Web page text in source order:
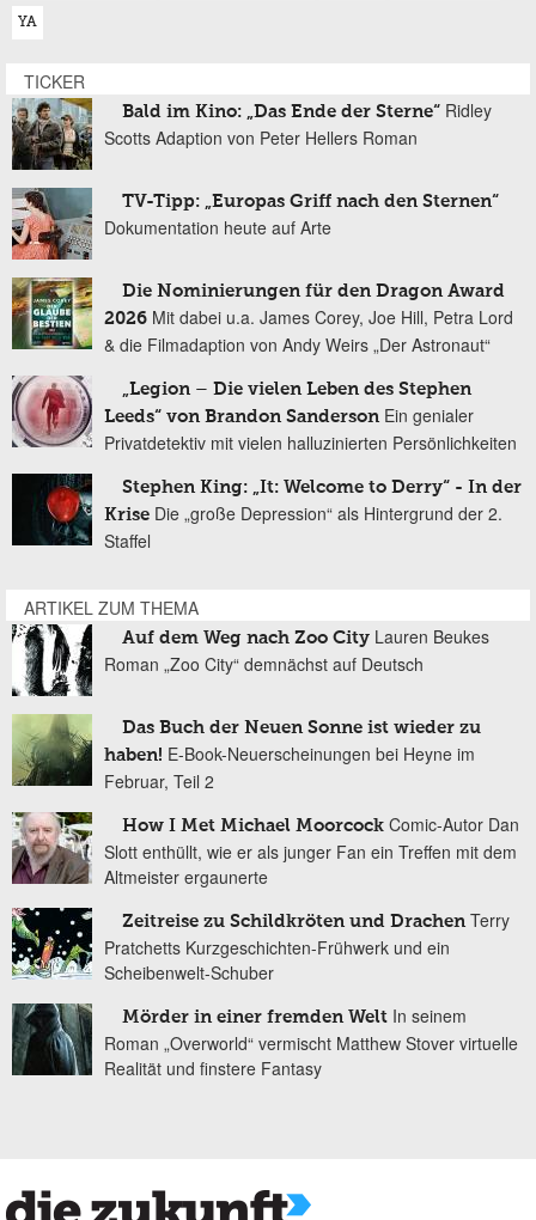
YA
TICKER
Bald im Kino: „Das Ende der Sterne“ Ridley
Scotts Adaption von Peter Hellers Roman
TV-Tipp: „Europas Griff nach den Sternen“
Dokumentation heute auf Arte
Die Nominierungen für den Dragon Award
2026 Mit dabei u.a. James Corey, Joe Hill, Petra Lord
& die Filmadaption von Andy Weirs „Der Astronaut“
„Legion – Die vielen Leben des Stephen
Leeds“ von Brandon Sanderson Ein genialer
Privatdetektiv mit vielen halluzinierten Persönlichkeiten
Stephen King: „It: Welcome to Derry“ - In der
Krise Die „große Depression“ als Hintergrund der 2.
Staffel
ARTIKEL ZUM THEMA
Auf dem Weg nach Zoo City Lauren Beukes
Roman „Zoo City“ demnächst auf Deutsch
Das Buch der Neuen Sonne ist wieder zu
haben! E-Book-Neuerscheinungen bei Heyne im
Februar, Teil 2
How I Met Michael Moorcock Comic-Autor Dan
Slott enthüllt, wie er als junger Fan ein Treffen mit dem
Altmeister ergaunerte
Zeitreise zu Schildkröten und Drachen Terry
Pratchetts Kurzgeschichten-Frühwerk und ein
Scheibenwelt-Schuber
Mörder in einer fremden Welt In seinem
Roman „Overworld“ vermischt Matthew Stover virtuelle
Realität und finstere Fantasy